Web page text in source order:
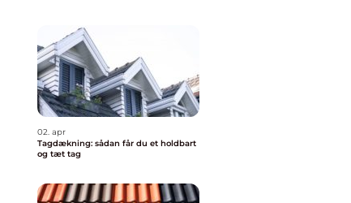
02. apr
Tagdækning: sådan får du et holdbart
og tæt tag